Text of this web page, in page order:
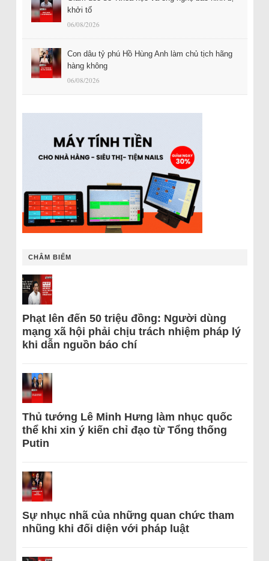
khởi tố
06/08/2026
Con dâu tỷ phú Hồ Hùng Anh làm chủ tịch hãng
hàng không
06/08/2026
CHÂM BIẾM
Phạt lên đến 50 triệu đồng: Người dùng
mạng xã hội phải chịu trách nhiệm pháp lý
khi dẫn nguồn báo chí
Thủ tướng Lê Minh Hưng làm nhục quốc
thể khi xin ý kiến chỉ đạo từ Tổng thống
Putin
Sự nhục nhã của những quan chức tham
nhũng khi đối diện với pháp luật